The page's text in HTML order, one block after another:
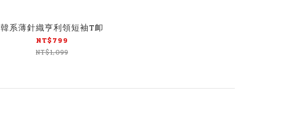
韓系薄針織亨利領短袖T卹
NT$799
NT$1,099